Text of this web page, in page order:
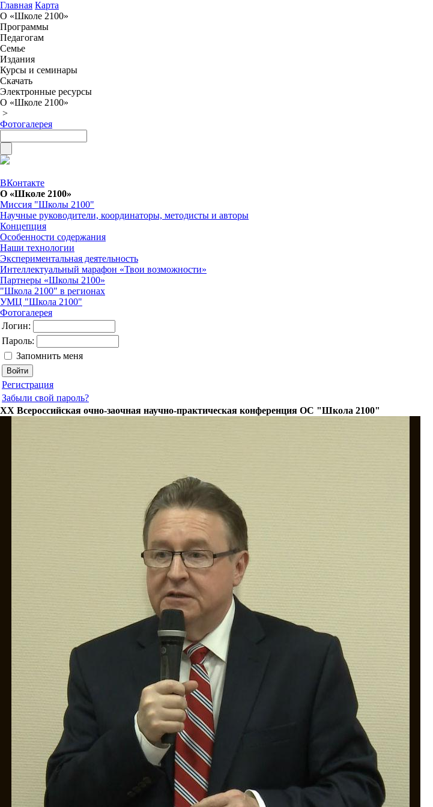
Главная Карта
О «Школе 2100»
Программы
Педагогам
Семье
Издания
Курсы и семинары
Скачать
Электронные ресурсы
О «Школе 2100»
>
Фотогалерея
ВКонтакте
О «Школе 2100»
Миссия "Школы 2100"
Научные руководители, координаторы, методисты и авторы
Концепция
Особенности содержания
Наши технологии
Экспериментальная деятельность
Интеллектуальный марафон «Твои возможности»
Партнеры «Школы 2100»
"Школа 2100" в регионах
УМЦ "Школа 2100"
Фотогалерея
Логин:
Пароль:
Запомнить меня
Регистрация
Забыли свой пароль?
ХХ Всероссийская очно-заочная научно-практическая конференция ОС "Школа 2100"